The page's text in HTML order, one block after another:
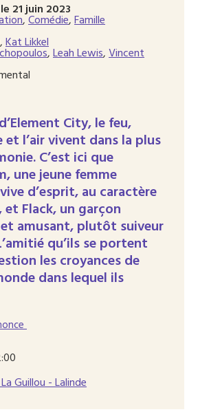
21 juin 2023
,Comédie,Famille
,Kat Likkel
,Leah Lewis,Vincent
City, le feu,
et l’air vivent dans la plus
C’est ici que
une jeune femme
d’esprit, au caractère
Flack, un garçon
amusant, plutôt suiveur
qu’ils se portent
les croyances de
dans lequel ils
Guillou - Lalinde